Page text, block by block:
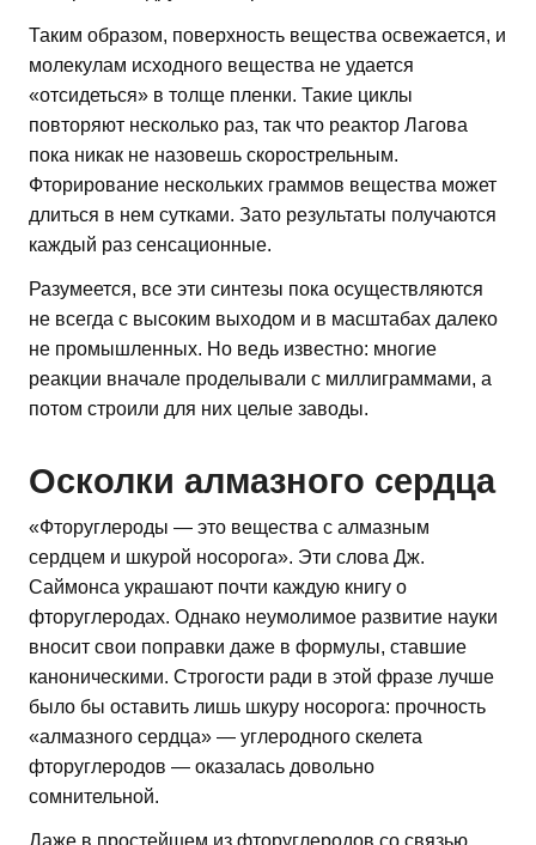
Таким образом, поверхность вещества освежается, и
молекулам исходного вещества не удается
«отсидеться» в толще пленки. Такие циклы
повторяют несколько раз, так что реактор Лагова
пока никак не назовешь скорострельным.
Фторирование нескольких граммов вещества может
длиться в нем сутками. Зато результаты получаются
каждый раз сенсационные.
Разумеется, все эти синтезы пока осуществляются
не всегда с высоким выходом и в масштабах далеко
не промышленных. Но ведь известно: многие
реакции вначале проделывали с миллиграммами, а
потом строили для них целые заводы.
Осколки алмазного сердца
«Фторуглероды — это вещества с алмазным
сердцем и шкурой носорога». Эти слова Дж.
Саймонса украшают почти каждую книгу о
фторуглеродах. Однако неумолимое развитие науки
вносит свои поправки даже в формулы, ставшие
каноническими. Строгости ради в этой фразе лучше
было бы оставить лишь шкуру носорога: прочность
«алмазного сердца» — углеродного скелета
фторуглеродов — оказалась довольно
сомнительной.
Даже в простейшем из фторуглеродов со связью